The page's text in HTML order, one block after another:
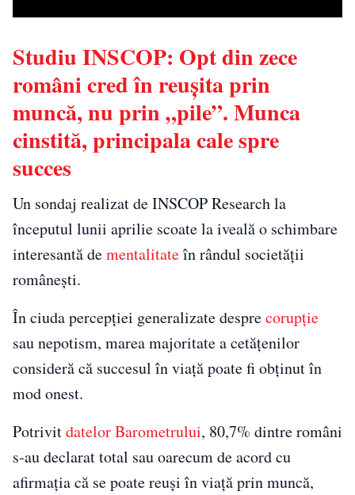
Studiu INSCOP: Opt din zece
români cred în reușita prin
muncă, nu prin „pile”. Munca
cinstită, principala cale spre
succes
Un sondaj realizat de INSCOP Research la
începutul lunii aprilie scoate la iveală o schimbare
interesantă dementalitateîn rândul societății
românești.
În ciuda percepției generalizate desprecorupție
sau nepotism, marea majoritate a cetățenilor
consideră că succesul în viață poate fi obținut în
mod onest.
Potrivitdatelor Barometrului, 80,7% dintre români
s-au declarat total sau oarecum de acord cu
afirmația că se poate reuși în viață prin muncă,